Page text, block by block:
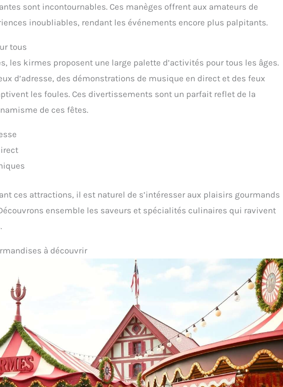
sont incontournables. Ces manèges offrent aux amateurs de
inoubliables, rendant les événements encore plus palpitants.
tous
les kirmes proposent une large palette d’activités pour tous les âges.
d’adresse, des démonstrations de musique en direct et des feux
les foules. Ces divertissements sont un parfait reflet de la
de ces fêtes.
ces attractions, il est naturel de s’intéresser aux plaisirs gourmands
ensemble les saveurs et spécialités culinaires qui ravivent
à découvrir